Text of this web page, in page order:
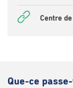
Centre
Que-ce